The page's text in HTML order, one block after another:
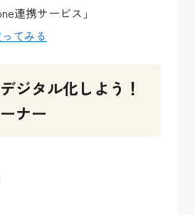
連携サービス」
てみる
ジタル化しよう！
ナー